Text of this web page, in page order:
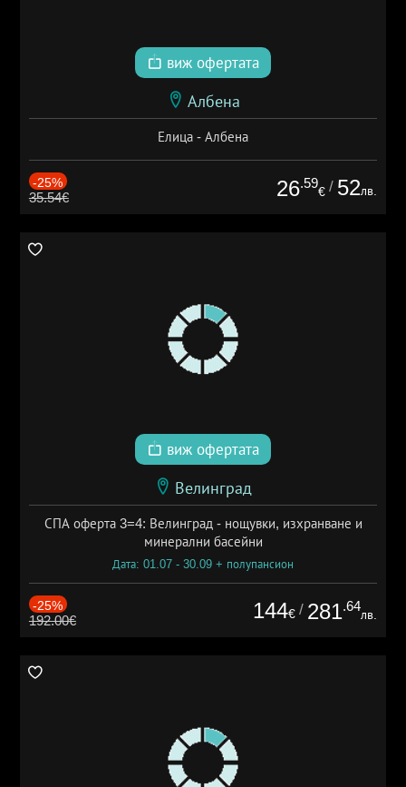
виж офертата
Албена
Елица - Албена
-25%
35.54€ 26.59
€ / 52лв.
виж офертата
Велинград
СПА оферта 3=4: Велинград - нощувки, изхранване и
минерални басейни
Дата: 01.07 - 30.09 + полупансион
-25%
192.00€ 144€ / 281.64
лв.